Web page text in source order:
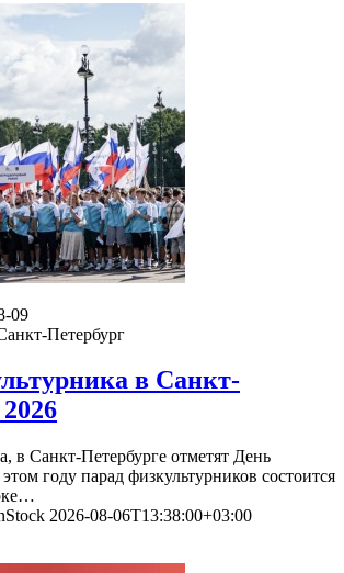
09
Петербург
в Санкт-
в Санкт-Петербурге отметят День
году парад физкультурников состоится
2026-08-06T13:38:00+03:00